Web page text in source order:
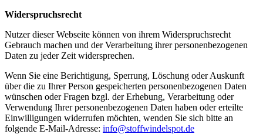
Widerspruchsrecht
Nutzer dieser Webseite können von ihrem Widerspruchsrecht
Gebrauch machen und der Verarbeitung ihrer personenbezogenen
Daten zu jeder Zeit widersprechen.
Wenn Sie eine Berichtigung, Sperrung, Löschung oder Auskunft
über die zu Ihrer Person gespeicherten personenbezogenen Daten
wünschen oder Fragen bzgl. der Erhebung, Verarbeitung oder
Verwendung Ihrer personenbezogenen Daten haben oder erteilte
Einwilligungen widerrufen möchten, wenden Sie sich bitte an
folgende E-Mail-Adresse: info@stoffwindelspot.de